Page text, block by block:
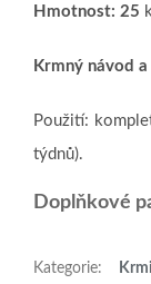
Hmotnost: 25
Krmný návod
Použití:
týdnů).
Doplňkové
Kategorie: